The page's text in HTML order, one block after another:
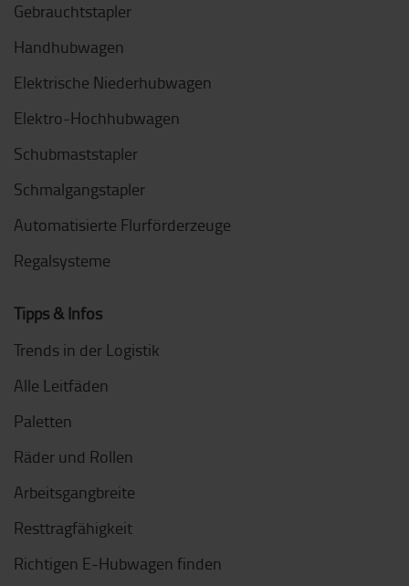
Gebrauchtstapler
Handhubwagen
Elektrische Niederhubwagen
Elektro-Hochhubwagen
Schubmaststapler
Schmalgangstapler
Automatisierte Flurförderzeuge
Regalsysteme
Tipps & Infos
Trends in der Logistik
Alle Leitfäden
Paletten
Räder und Rollen
Arbeitsgangbreite
Resttragfähigkeit
Richtigen E-Hubwagen finden